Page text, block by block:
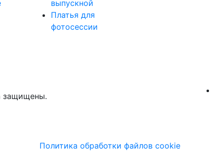
выпускной
Платья для
фотосессии
защищены.
Политика обработки файлов cookie